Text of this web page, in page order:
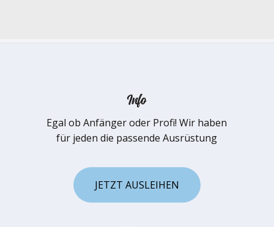
Info
Egal ob Anfänger oder Profi! Wir haben
für jeden die passende Ausrüstung
JETZT AUSLEIHEN